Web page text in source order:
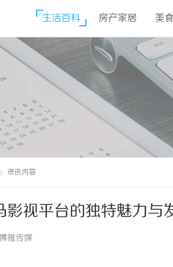
生活百科 房产家居 美
资讯内容
影视平台的独特魅力与
雅传媒